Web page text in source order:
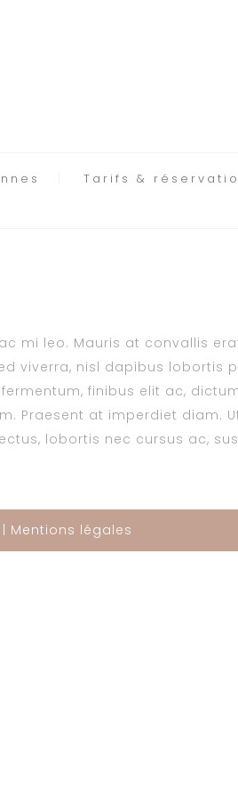
Tarifs &
mi leo. Mauris at convallis
viverra, nisl dapibus lobortis
finibus elit ac,
Praesent at imperdiet diam.
lobortis nec cursus ac,
Mentions légales